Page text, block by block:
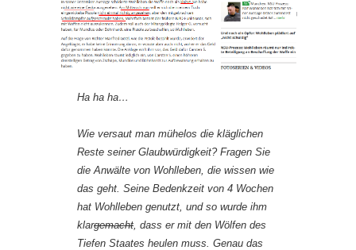
Ha ha ha…
Wie versaut man mühelos die kläglichen
Reste seiner Glaubwürdigkeit? Fragen Sie
die Anwälte von Wohlleben, die wissen wie
das geht. Seine Bedenkzeit von 4 Wochen
hat Wohlleben genutzt, und so wurde ihm
klargemacht , dass er mit den Wölfen des
Tiefen Staates heulen muss. Genau das